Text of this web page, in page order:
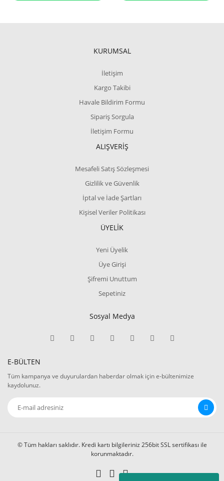
KURUMSAL
İletişim
Kargo Takibi
Havale Bildirim Formu
Sipariş Sorgula
İletişim Formu
ALIŞVERİŞ
Mesafeli Satış Sözleşmesi
Gizlilik ve Güvenlik
İptal ve İade Şartları
Kişisel Veriler Politikası
ÜYELİK
Yeni Üyelik
Üye Girişi
Şifremi Unuttum
Sepetiniz
Sosyal Medya
E-BÜLTEN
Tüm kampanya ve duyurulardan haberdar olmak için e-bültenimize
kaydolunuz.
© Tüm hakları saklıdır. Kredi kartı bilgileriniz 256bit SSL sertifikası ile
korunmaktadır.